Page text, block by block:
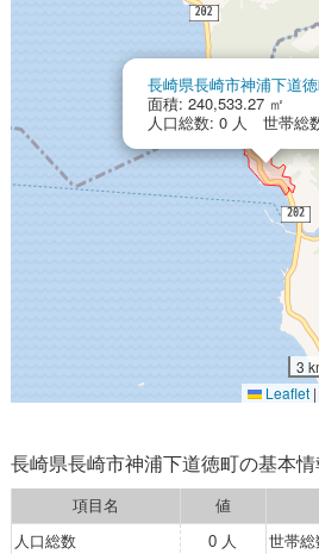
長崎県長崎市神浦下道
面積: 240,533.27 ㎡
人口総数: 0 人 世帯総
3
Leaflet |
長崎県長崎市神浦下道徳町の基本情
項目名 値
人口総数
0 人 世帯総